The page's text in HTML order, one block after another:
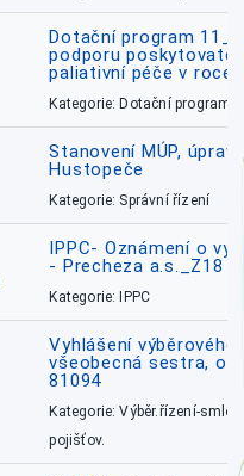
Dotační program
podporu
paliativní péče v roce
Kategorie: Dotační
Stanovení MÚP,
Hustopeče
Kategorie: Správní řízení
IPPC- Oznámení o
- Precheza a.s._Z18
Kategorie: IPPC
Vyhlášení
všeobecná sestra,
81094
Kategorie: Výběr.řízení-
pojišťov.